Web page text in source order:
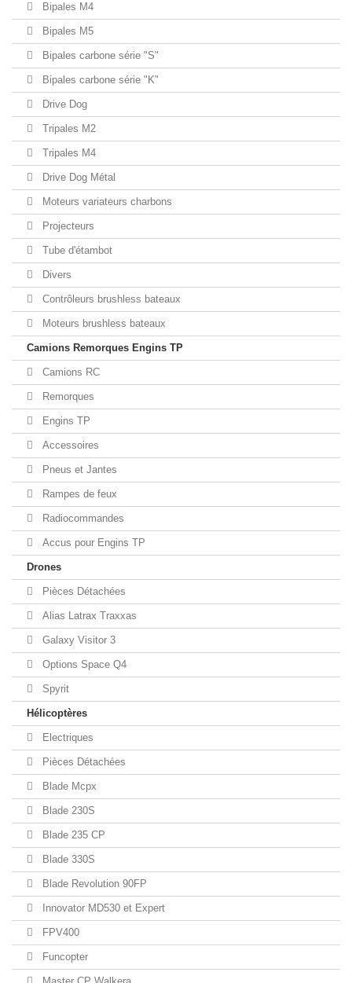
Bipales M4
Bipales M5
Bipales carbone série "S"
Bipales carbone série "K"
Drive Dog
Tripales M2
Tripales M4
Drive Dog Métal
Moteurs variateurs charbons
Projecteurs
Tube d'étambot
Divers
Contrôleurs brushless bateaux
Moteurs brushless bateaux
Camions Remorques Engins TP
Camions RC
Remorques
Engins TP
Accessoires
Pneus et Jantes
Rampes de feux
Radiocommandes
Accus pour Engins TP
Drones
Pièces Détachées
Alias Latrax Traxxas
Galaxy Visitor 3
Options Space Q4
Spyrit
Hélicoptères
Electriques
Pièces Détachées
Blade Mcpx
Blade 230S
Blade 235 CP
Blade 330S
Blade Revolution 90FP
Innovator MD530 et Expert
FPV400
Funcopter